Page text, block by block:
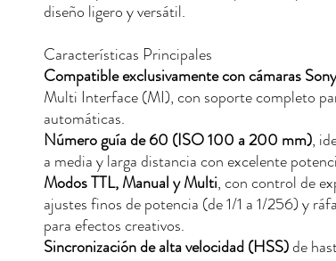
diseño ligero y versátil.
Características Principales
Compatible exclusivamente con cámaras Sony
Multi Interface (MI), con soporte completo
automáticas.
Número guía de 60 (ISO 100 a 200 mm),
a media y larga distancia con excelente
Modos TTL, Manual y Multi, con control de
ajustes finos de potencia (de 1/1 a 1/256) y
para efectos creativos.
Sincronización de alta velocidad (HSS)de